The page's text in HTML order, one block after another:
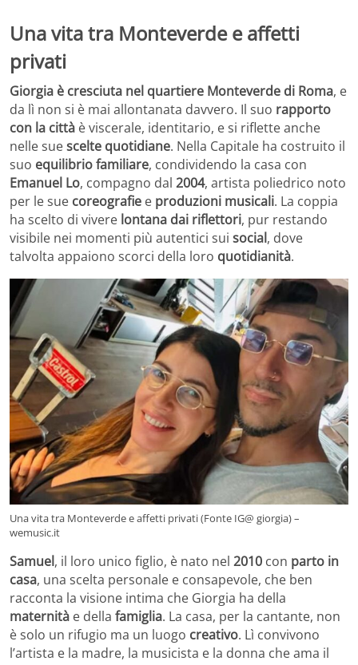
Una vita tra Monteverde e affetti
privati
Giorgia è cresciuta nel quartiere Monteverde di Roma, e
da lì non si è mai allontanata davvero. Il suo rapporto
con la città è viscerale, identitario, e si riflette anche
nelle suescelte quotidiane. Nella Capitale ha costruito il
suo equilibrio familiare, condividendo la casa con
Emanuel Lo, compagno dal 2004, artista poliedrico noto
per le sue coreografie e produzioni musicali. La coppia
ha scelto di vivere lontana dai riflettori, pur restando
visibile nei momenti più autentici sui social, dove
talvolta appaiono scorci della loro quotidianità.
Una vita tra Monteverde e affetti privati (Fonte IG@ giorgia) –
wemusic.it
Samuel, il loro unico figlio, è nato nel 2010 con parto in
casa, una scelta personale e consapevole, che ben
racconta la visione intima che Giorgia ha della
maternità e della famiglia. La casa, per la cantante, non
è solo un rifugio ma un luogo creativo. Lì convivono
l’artista e la madre, la musicista e la donna che ama il